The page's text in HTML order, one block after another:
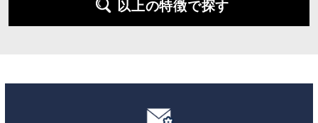
以上の特徴で探す